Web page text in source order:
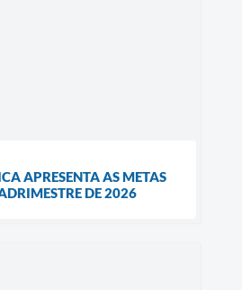
APRESENTA AS METAS
DE 2026